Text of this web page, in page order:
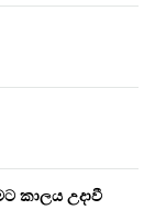
කාලය උදාවී